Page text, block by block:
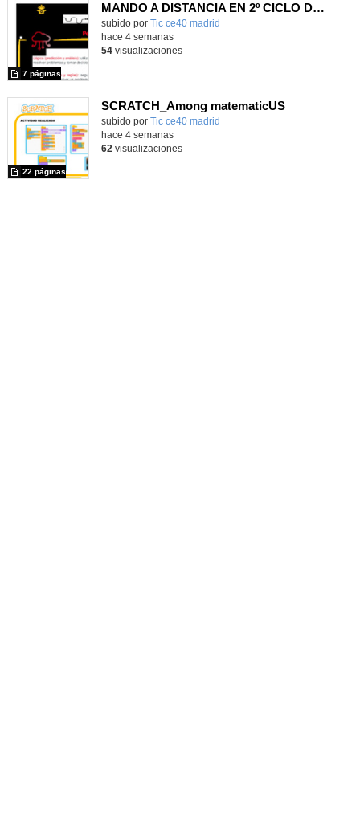
MANDO A DISTANCIA EN 2º CICLO DE PRIMARIA
subido por Tic ce40 madrid
7 páginas
hace 4 semanas
54visualizaciones
SCRATCH_Among matematicUS
subido por Tic ce40 madrid
22 páginas
hace 4 semanas
62 visualizaciones